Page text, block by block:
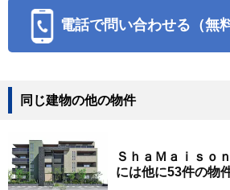
電話で問い合わせる（無料
同じ建物の他の物件
ＳｈａＭａｉｓｏ
には他に53件の物